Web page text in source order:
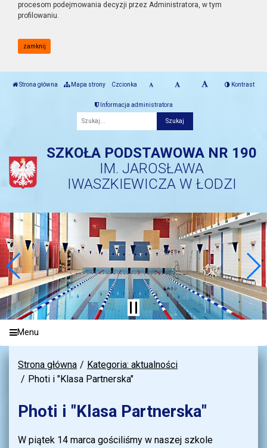
procesom podejmowania decyzji przez Administratora, w tym
profilowaniu.
zamknij
Strona główna Mapa strony Czcionka Kontrast
Informacja administratora
SZKOŁA PODSTAWOWA NR 190
IM. JAROSŁAWA
IWASZKIEWICZA W ŁODZI
Menu
Strona główna
Kategoria: aktualności
Photi i "Klasa Partnerska"
Photi i "Klasa Partnerska"
W piątek 14 marca gościliśmy w naszej szkole